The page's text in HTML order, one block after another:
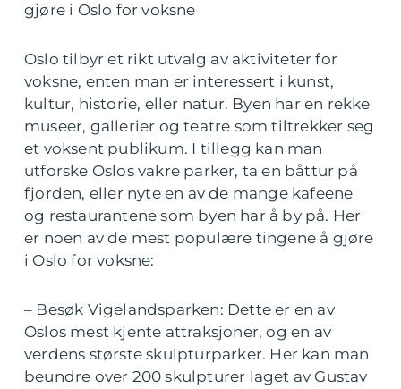
gjøre i Oslo for voksne
Oslo tilbyr et rikt utvalg av aktiviteter for
voksne, enten man er interessert i kunst,
kultur, historie, eller natur. Byen har en rekke
museer, gallerier og teatre som tiltrekker seg
et voksent publikum. I tillegg kan man
utforske Oslos vakre parker, ta en båttur på
fjorden, eller nyte en av de mange kafeene
og restaurantene som byen har å by på. Her
er noen av de mest populære tingene å gjøre
i Oslo for voksne:
– Besøk Vigelandsparken: Dette er en av
Oslos mest kjente attraksjoner, og en av
verdens største skulpturparker. Her kan man
beundre over 200 skulpturer laget av Gustav